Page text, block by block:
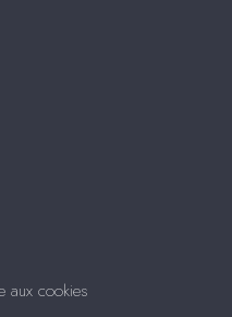
aux cookies